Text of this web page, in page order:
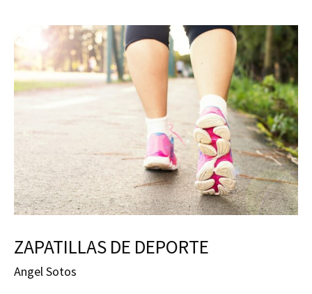
tu
rendimiento
ZAPATILLAS DE DEPORTE
Angel Sotos